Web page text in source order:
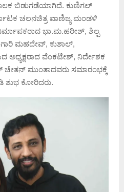
ಬಿಡುಗಡೆಯಾಗಿದೆ. ಕುಣಿಗಲ್
ಚಲನಚಿತ್ರ ವಾಣಿಜ್ಯ ಮಂಡಳಿ
ಭಾ.ಮ.ಹರೀಶ್, ಶಿಲ್ಪ
ಮಹದೇವ್, ಕುಶಾಲ್,
ವೆಂಕಟೇಶ್, ನಿರ್ದೇಶಕ
ಚೇತನ್ ಮುಂತಾದವರು ಸಮಾರಂಭಕ್ಕೆ
ಶುಭ ಕೋರಿದರು.